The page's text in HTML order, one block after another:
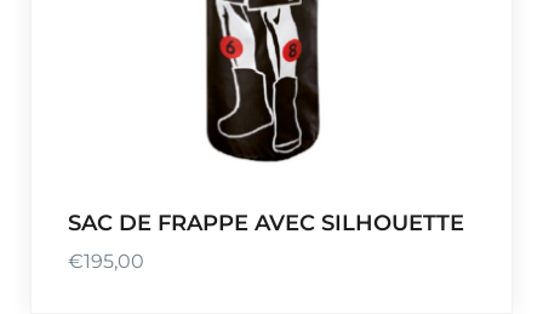
SAC DE FRAPPE AVEC SILHOUETTE
€195,00